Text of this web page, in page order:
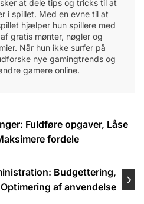
at dele tips og tricks til at
i spillet. Med en evne til at
hjælper hun spillere med
gratis mønter, nøgler og
Når hun ikke surfer på
nye gamingtrends og
gamere online.
Fuldføre opgaver, Låse
fordele
Budgettering,
af anvendelse